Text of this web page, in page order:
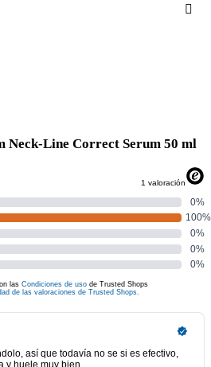
Neck-Line Correct Serum 50 ml